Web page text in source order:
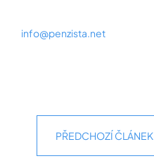
info@penzista.net
PŘEDCHOZÍ ČLÁNEK